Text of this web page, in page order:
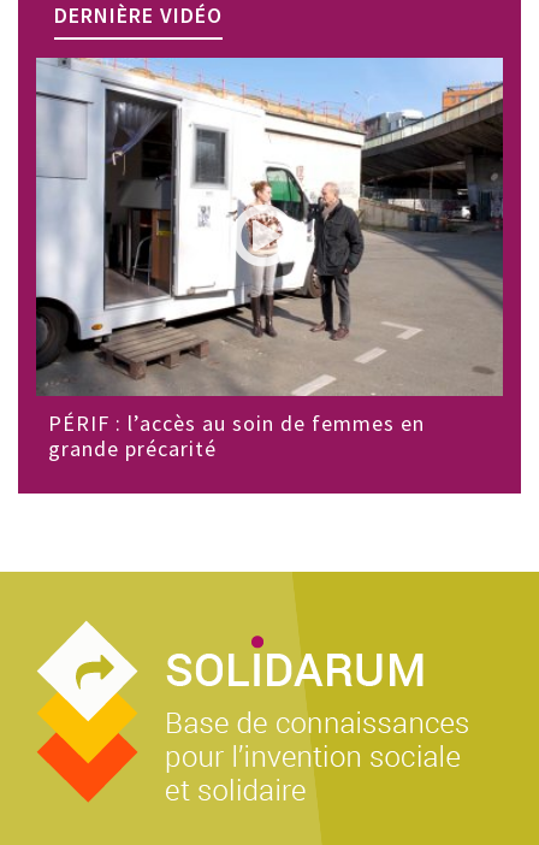
DERNIÈRE VIDÉO
PÉRIF : l’accès au soin de femmes en
grande précarité